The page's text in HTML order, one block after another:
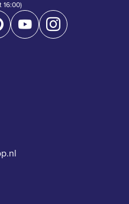
16:00)